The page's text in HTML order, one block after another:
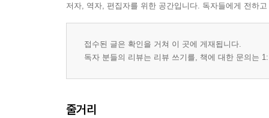
저자, 역자, 편집자를 위한 공간입니다. 독자들에게 전하
접수된 글은 확인을 거쳐 이 곳에 게재됩니다.
독자 분들의 리뷰는 리뷰 쓰기를, 책에 대한 문의는
줄거리